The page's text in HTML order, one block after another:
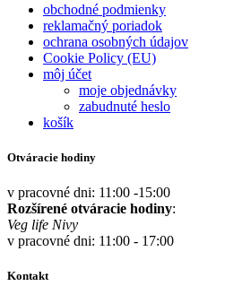
obchodné podmienky
reklamačný poriadok
ochrana osobných údajov
Cookie Policy (EU)
môj účet
moje objednávky
zabudnuté heslo
košík
Otváracie hodiny
v pracovné dni: 11:00 -15:00
Rozšírené otváracie hodiny:
Veg life Nivy
v pracovné dni: 11:00 - 17:00
Kontakt